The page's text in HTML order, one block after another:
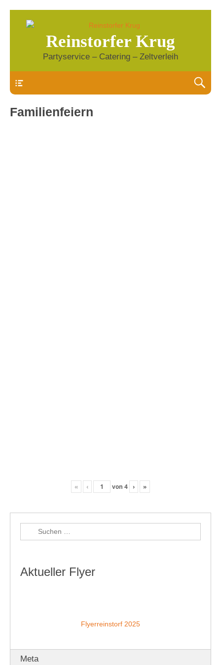
Reinstorfer Krug
Partyservice – Catering – Zeltverleih
Familienfeiern
« ‹ von 4 › »
Aktueller Flyer
Flyerreinstorf 2025
Meta